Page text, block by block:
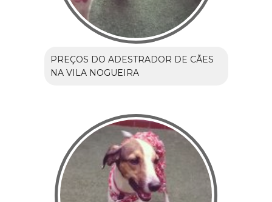
PREÇOS DO ADESTRADOR DE CÃES
NA VILA NOGUEIRA